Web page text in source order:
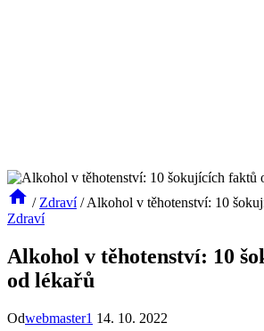
/ Zdraví / Alkohol v těhotenství: 10
Zdraví
Alkohol v těhotenství: 10
od lékařů
Odwebmaster1 14. 10. 2022